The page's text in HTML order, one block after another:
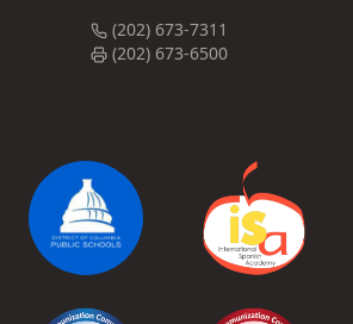
(202) 673-7311
(202) 673-6500